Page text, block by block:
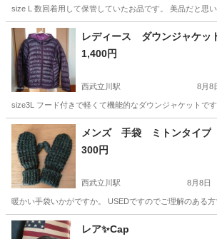
size L 数回着用して保管していたお品です。 美品だと思
東京 立川市 西武立川駅 カーディガン
レディース ダウンジャケッ
1,400円
西武立川駅 8月8
size3L フード付きで軽くて機能的なダウンジャケットで
東京 立川市 西武立川駅 ジャンパー ダ
メンズ 手袋 ミトンタイプ
300円
西武立川駅 8月8日
暖かい手袋いかがですか。 USEDですのでご理解のある
東京 立川市 西武立川駅
レア✨Cap